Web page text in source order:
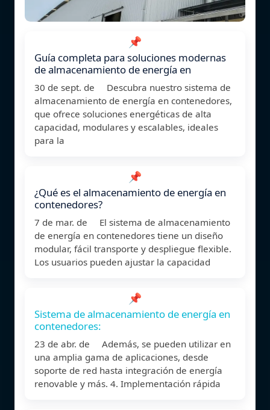
📌
Guía completa para soluciones modernas
de almacenamiento de energía en
30 de sept. de Descubra nuestro sistema de
almacenamiento de energía en contenedores,
que ofrece soluciones energéticas de alta
capacidad, modulares y escalables, ideales
para la
📌
¿Qué es el almacenamiento de energía en
contenedores?
7 de mar. de El sistema de almacenamiento
de energía en contenedores tiene un diseño
modular, fácil transporte y despliegue flexible.
Los usuarios pueden ajustar la capacidad
📌
Sistema de almacenamiento de energía en
contenedores:
23 de abr. de Además, se pueden utilizar en
una amplia gama de aplicaciones, desde
soporte de red hasta integración de energía
renovable y más. 4. Implementación rápida